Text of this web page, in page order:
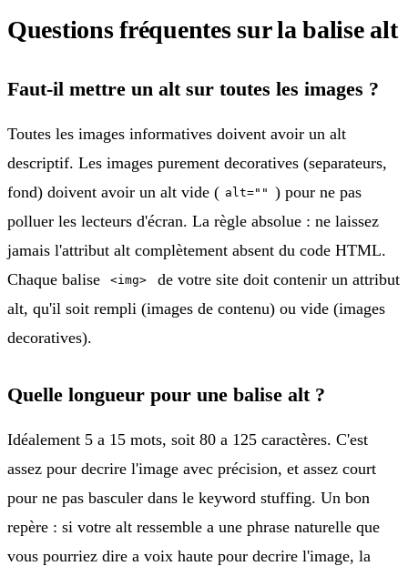
Questions fréquentes sur la balise alt
Faut-il mettre un alt sur toutes les images ?
Toutes les images informatives doivent avoir un alt
descriptif. Les images purement decoratives (separateurs,
fond) doivent avoir un alt vide ( alt="" ) pour ne pas
polluer les lecteurs d'écran. La règle absolue : ne laissez
jamais l'attribut alt complètement absent du code HTML.
Chaque balise
<img>
de votre site doit contenir un attribut
alt, qu'il soit rempli (images de contenu) ou vide (images
decoratives).
Quelle longueur pour une balise alt ?
Idéalement 5 a 15 mots, soit 80 a 125 caractères. C'est
assez pour decrire l'image avec précision, et assez court
pour ne pas basculer dans le keyword stuffing. Un bon
repère : si votre alt ressemble a une phrase naturelle que
vous pourriez dire a voix haute pour decrire l'image, la